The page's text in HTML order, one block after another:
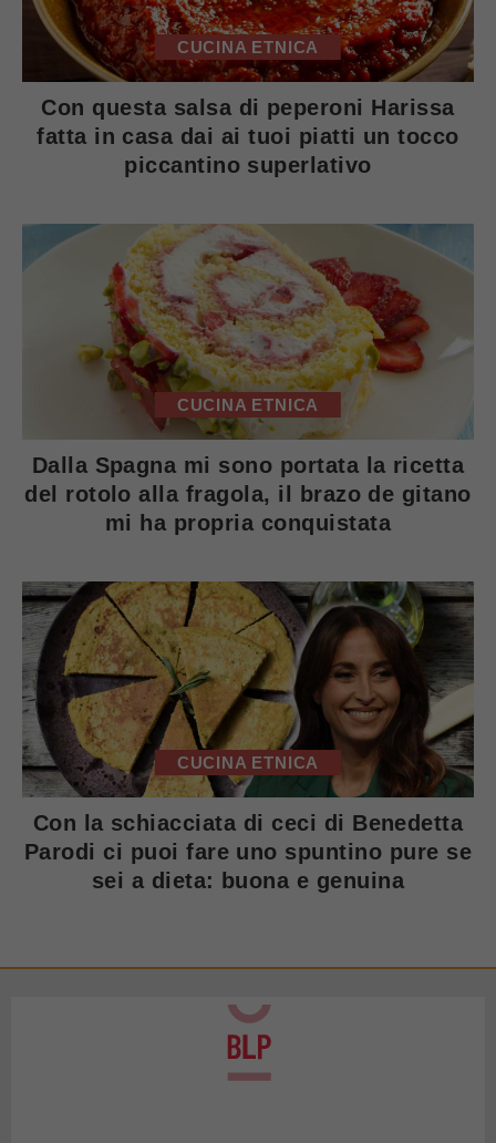
CUCINA ETNICA
Con questa salsa di peperoni Harissa
fatta in casa dai ai tuoi piatti un tocco
piccantino superlativo
CUCINA ETNICA
Dalla Spagna mi sono portata la ricetta
del rotolo alla fragola, il brazo de gitano
mi ha propria conquistata
CUCINA ETNICA
Con la schiacciata di ceci di Benedetta
Parodi ci puoi fare uno spuntino pure se
sei a dieta: buona e genuina